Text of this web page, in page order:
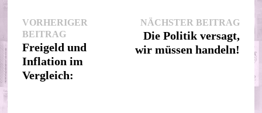
Beitragsnavigation
VORHERIGER
BEITRAGVorheriger
Beitrag:
Freigeld und
Inflation im
Vergleich:
NÄCHSTER BEITRAG
Die Politik versagt,
wir müssen handeln!